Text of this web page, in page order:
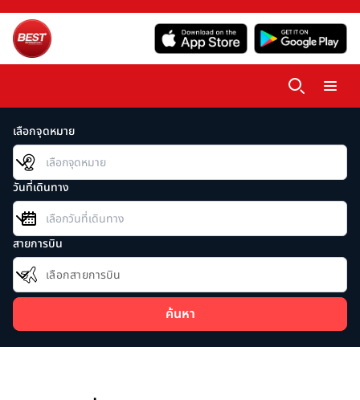
เลือกจุดหมาย
วันที่เดินทาง
สายการบิน
เลือกสายการบิน
ค้นหา